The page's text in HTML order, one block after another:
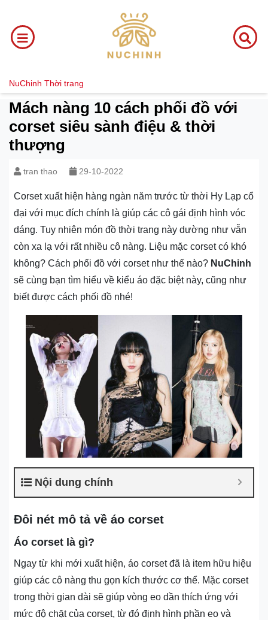
NuChinh Thời trang
Mách nàng 10 cách phối đồ với
corset siêu sành điệu & thời
thượng
tran thao 29-10-2022
Corset xuất hiện hàng ngàn năm trước từ thời Hy Lạp cổ
đại với mục đích chính là giúp các cô gái định hình vóc
dáng. Tuy nhiên món đồ thời trang này dường như vẫn
còn xa lạ với rất nhiều cô nàng. Liệu mặc corset có khó
không? Cách phối đồ với corset như thế nào? NuChinh
sẽ cùng bạn tìm hiểu về kiểu áo đặc biệt này, cũng như
biết được cách phối đồ nhé!
Nội dung chính
Đôi nét mô tả về áo corset
Áo corset là gì?
Ngay từ khi mới xuất hiện, áo corset đã là item hữu hiệu
giúp các cô nàng thu gọn kích thước cơ thể. Mặc corset
trong thời gian dài sẽ giúp vòng eo dần thích ứng với
mức độ chặt của corset, từ đó định hình phần eo và